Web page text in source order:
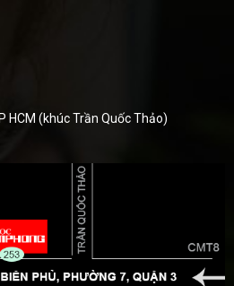
HCM (khúc Trần Quốc Thảo)